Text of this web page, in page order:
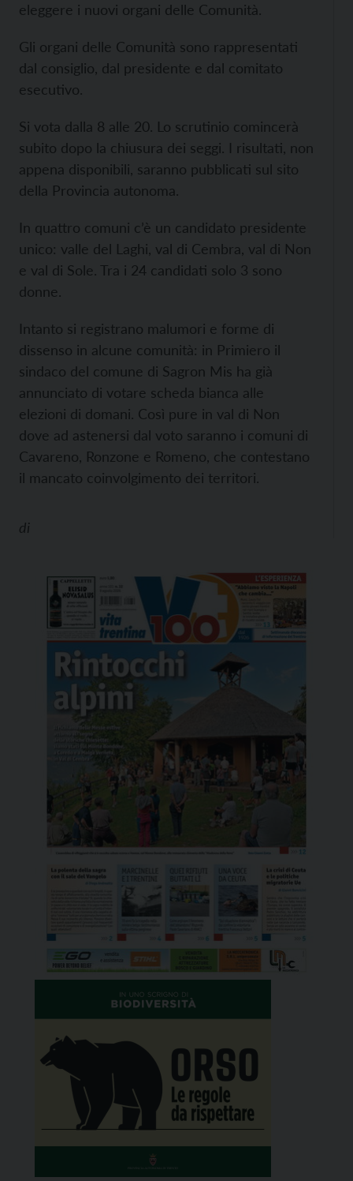
eleggere i nuovi organi delle Comunità.
Gli organi delle Comunità sono rappresentati
dal consiglio, dal presidente e dal comitato
esecutivo.
Si vota dalla 8 alle 20. Lo scrutinio comincerà
subito dopo la chiusura dei seggi. I risultati, non
appena disponibili, saranno pubblicati sul sito
della Provincia autonoma.
In quattro comuni c’è un candidato presidente
unico: valle del Laghi, val di Cembra, val di Non
e val di Sole. Tra i 24 candidati solo 3 sono
donne.
Intanto si registrano malumori e forme di
dissenso in alcune comunità: in Primiero il
sindaco del comune di Sagron Mis ha già
annunciato di votare scheda bianca alle
elezioni di domani. Così pure in val di Non
dove ad astenersi dal voto saranno i comuni di
Cavareno, Ronzone e Romeno, che contestano
il mancato coinvolgimento dei territori.
di